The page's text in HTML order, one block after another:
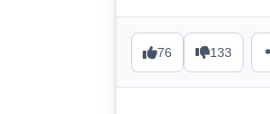
76 133